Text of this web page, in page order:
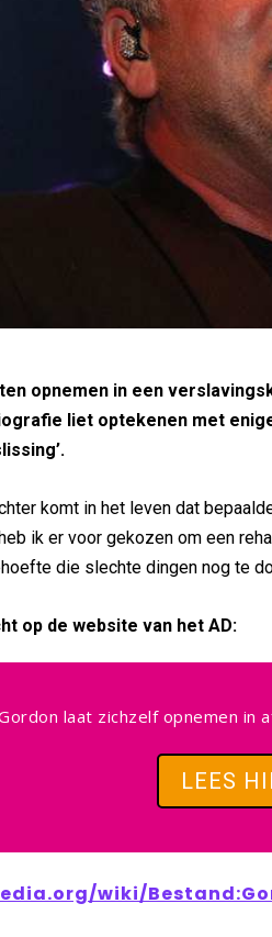
opnemen in een
liet optekenen met
komt in het leven dat
ik er voor gekozen om een
die slechte dingen nog te
op de website van het AD:
laat zichzelf opnemen in
LEES
wiki/